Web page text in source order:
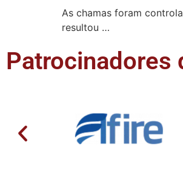
As chamas foram
resultou …
Patrocinadores